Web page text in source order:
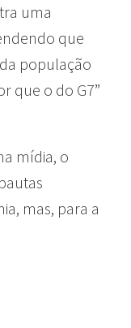
uma
que
população
que o do G7”
mídia, o
mas, para a